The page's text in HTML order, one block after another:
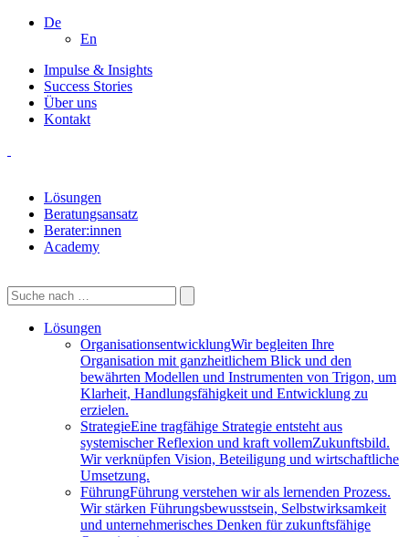
De
En
Impulse & Insights
Success Stories
Über uns
Kontakt
Lösungen
Beratungsansatz
Berater:innen
Academy
Lösungen
OrganisationsentwicklungWir begleiten Ihre
Organisation mit ganzheitlichem Blick und den
bewährten Modellen und Instrumenten von Trigon, um
Klarheit, Handlungsfähigkeit und Entwicklung zu
erzielen.
StrategieEine tragfähige Strategie entsteht aus
systemischer Reflexion und kraft vollemZukunftsbild.
Wir verknüpfen Vision, Beteiligung und wirtschaftliche
Umsetzung.
FührungFührung verstehen wir als lernenden Prozess.
Wir stärken Führungsbewusstsein, Selbstwirksamkeit
und unternehmerisches Denken für zukunftsfähige